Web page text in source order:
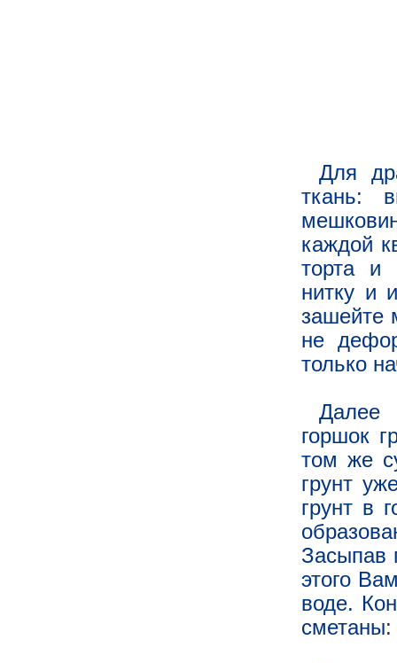
Для
ткань:
каждой
торта и
нитку и
зашейте
не
только
Далее
горшок
том же
грунт
грунт в
Засыпав
этого
воде.
сметаны: